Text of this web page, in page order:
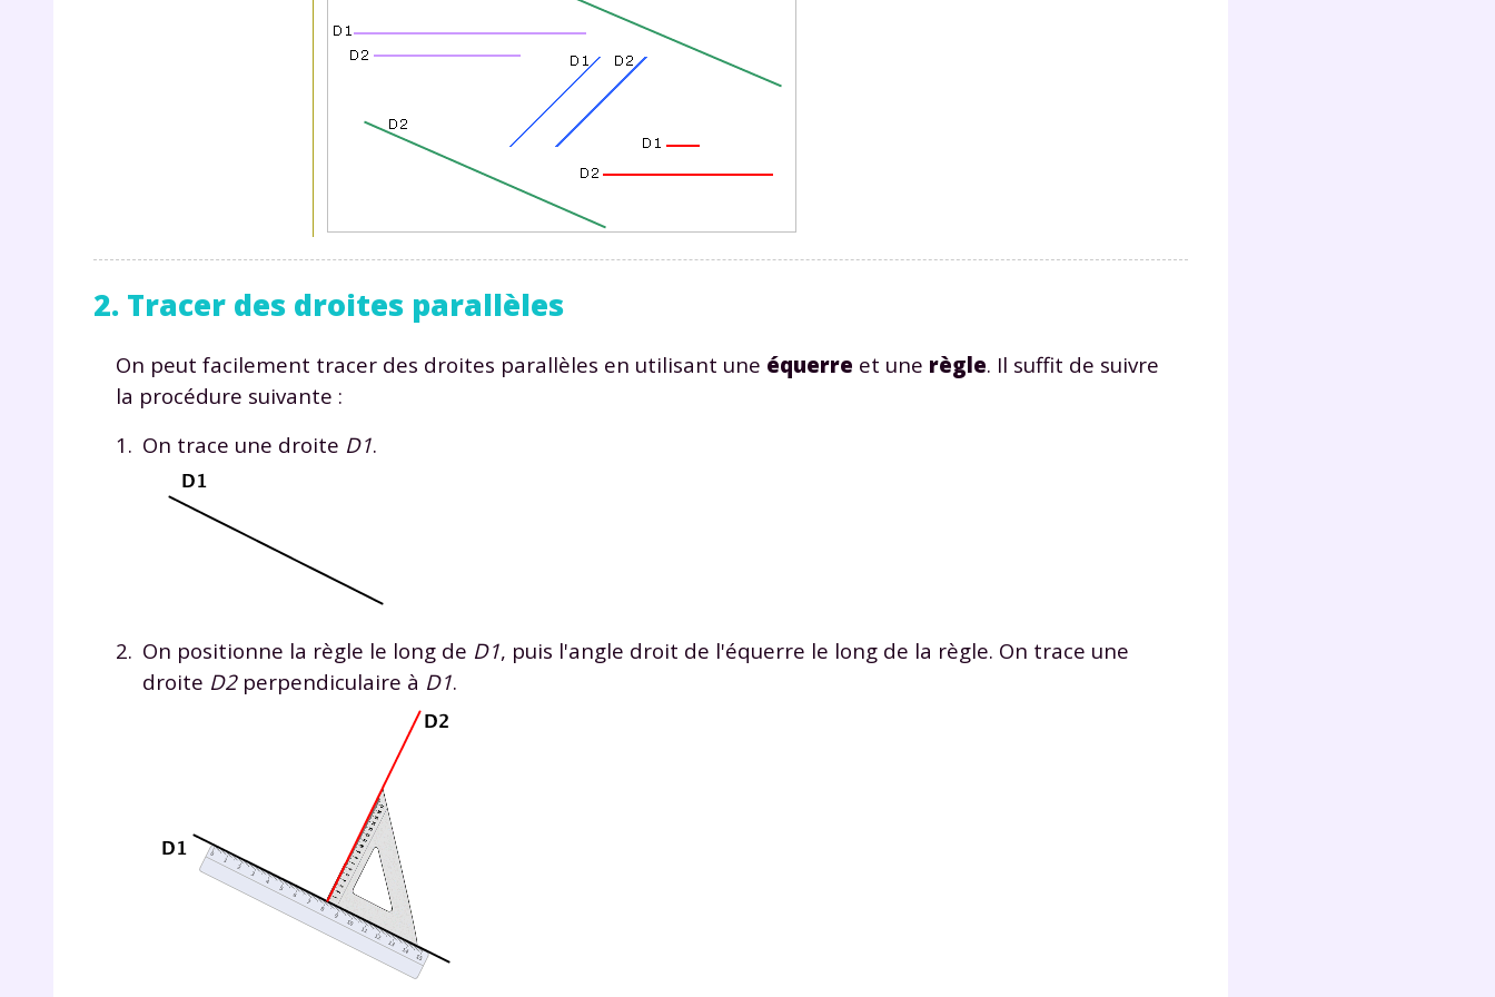
2. Tracer des droites parallèles
On peut facilement tracer des droites parallèles en utilisant une équerre et une règle. Il suffit de suivre
la procédure suivante :
On trace une droite D1.
On positionne la règle le long de D1, puis l'angle droit de l'équerre le long de la règle. On trace une
droite D2perpendiculaire à D1.
de vos données personnelles et pour exercer vos droits, vous pouvez consulter
notre charte.